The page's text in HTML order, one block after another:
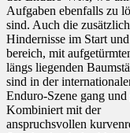
Aufgaben ebenfalls zu
sind. Auch die
Hindernisse im Start
bereich, mit
längs liegenden
sind in der
Enduro-Szene gang und
Kombiniert mit der
anspruchsvollen